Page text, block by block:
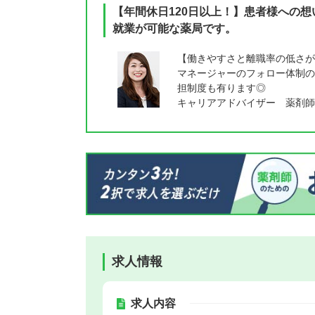
【年間休日120日以上！】患者様への
就業が可能な薬局です。
【働きやすさと離職率の低さ
マネージャーのフォロー体制
担制度も有ります◎
キャリアアドバイザー 薬剤
求人情報
求人内容